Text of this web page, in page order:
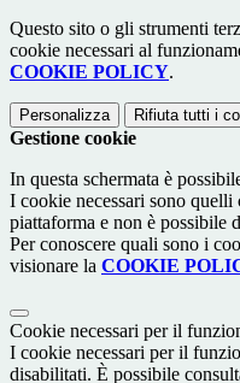
Questo sito o gli strumenti
cookie necessari al
COOKIE POLICY.
Personalizza Rifiuta tutti i
Gestione cookie
In questa schermata è
I cookie necessari sono
piattaforma e non è possibile
Per conoscere quali sono i
visionare la COOKIE
Cookie necessari per il
I cookie necessari per il
disabilitati. È possibile